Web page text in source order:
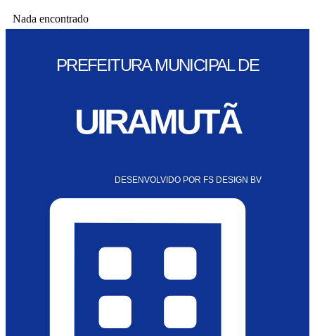
Nada encontrado
PREFEITURA MUNICIPAL DE
UIRAMUTÃ
DESENVOLVIDO POR FS DESIGN BV